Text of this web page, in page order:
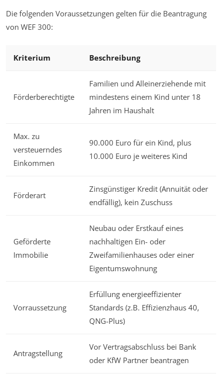
Die folgenden Voraussetzungen gelten für die Beantragung
von WEF 300:
Kriterium Beschreibung
Förderberechtigte
Familien und Alleinerziehende mit
mindestens einem Kind unter 18
Jahren im Haushalt
Max. zu
versteuerndes
Einkommen
90.000 Euro für ein Kind, plus
10.000 Euro je weiteres Kind
Förderart
Zinsgünstiger Kredit (Annuität oder
endfällig), kein Zuschuss
Geförderte
Immobilie
Neubau oder Erstkauf eines
nachhaltigen Ein- oder
Zweifamilienhauses oder einer
Eigentumswohnung
Vorraussetzung
Erfüllung energieeffizienter
Standards (z.B. Effizienzhaus 40,
QNG-Plus)
Antragstellung
Vor Vertragsabschluss bei Bank
oder KfW Partner beantragen